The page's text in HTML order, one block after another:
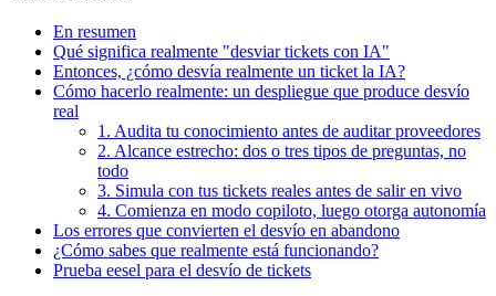
En resumen
Qué significa realmente "desviar tickets con IA"
Entonces, ¿cómo desvía realmente un ticket la IA?
Cómo hacerlo realmente: un despliegue que produce desvío
real
1. Audita tu conocimiento antes de auditar proveedores
2. Alcance estrecho: dos o tres tipos de preguntas, no
todo
3. Simula con tus tickets reales antes de salir en vivo
4. Comienza en modo copiloto, luego otorga autonomía
Los errores que convierten el desvío en abandono
¿Cómo sabes que realmente está funcionando?
Prueba eesel para el desvío de tickets